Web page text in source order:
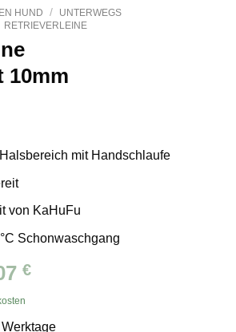
HUND /
UNTERWEGS
RETRIEVERLEINE
10mm
mit Handschlaufe
von KaHuFu
Schonwaschgang
€Aktueller